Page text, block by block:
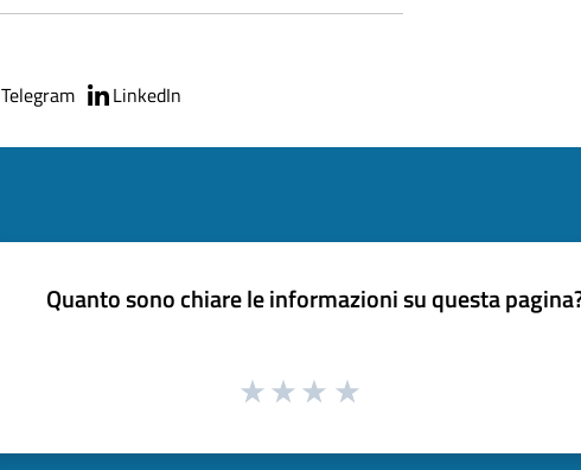
Telegram LinkedIn
Quanto sono chiare le informazioni su questa